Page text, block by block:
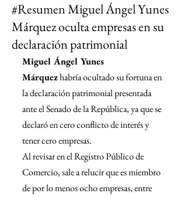
#Resumen Miguel Ángel Yunes
Márquez oculta empresas en su
declaración patrimonial
Miguel Ángel Yunes
Márquez habría ocultado su fortuna en
la declaración patrimonial presentada
ante el Senado de la República, ya que se
declaró en cero conflicto de interés y
tener cero empresas.
Al revisar en el Registro Público de
Comercio, sale a relucir que es miembro
de por lo menos ocho empresas, entre